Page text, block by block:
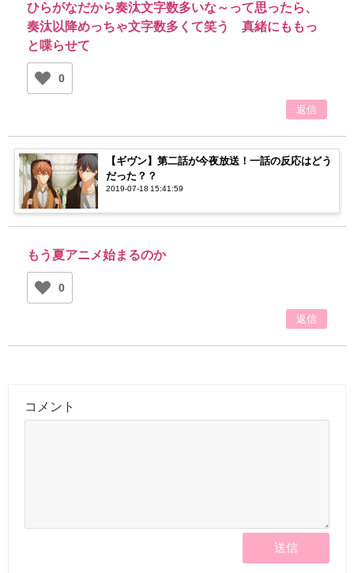
ひらがなだから奏汰文字数多いな～って思ったら、
奏汰以降めっちゃ文字数多くて笑う 真緒にももっ
と喋らせて
0
返信
【ギヴン】第二話が今夜放送！一話の反応はどう
だった？？
2019-07-18 15:41:59
もう夏アニメ始まるのか
0
返信
コメント